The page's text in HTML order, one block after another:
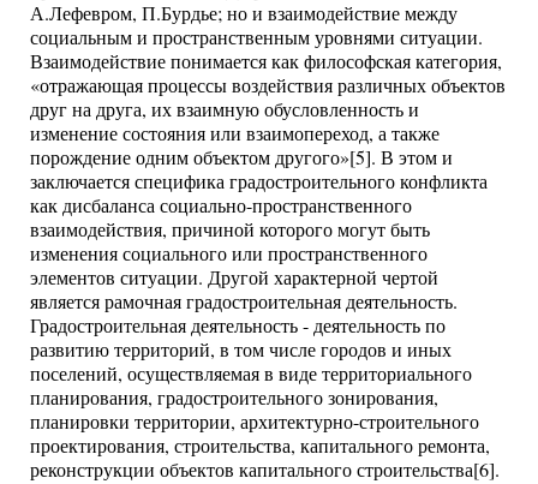
А.Лефевром, П.Бурдье; но и взаимодействие между
социальным и пространственным уровнями ситуации.
Взаимодействие понимается как философская категория,
«отражающая процессы воздействия различных объектов
друг на друга, их взаимную обусловленность и
изменение состояния или взаимопереход, а также
порождение одним объектом другого»[5]. В этом и
заключается специфика градостроительного конфликта
как дисбаланса социально-пространственного
взаимодействия, причиной которого могут быть
изменения социального или пространственного
элементов ситуации. Другой характерной чертой
является рамочная градостроительная деятельность.
Градостроительная деятельность - деятельность по
развитию территорий, в том числе городов и иных
поселений, осуществляемая в виде территориального
планирования, градостроительного зонирования,
планировки территории, архитектурно-строительного
проектирования, строительства, капитального ремонта,
реконструкции объектов капитального строительства[6].